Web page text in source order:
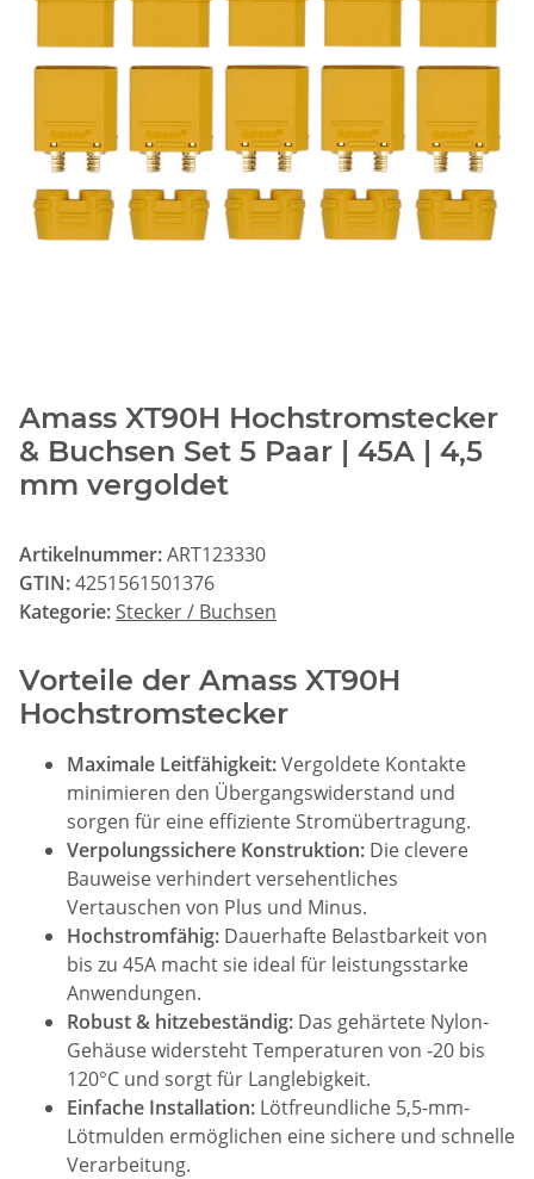
Amass XT90H Hochstromstecker
& Buchsen Set 5 Paar | 45A | 4,5
mm vergoldet
Artikelnummer:ART123330
GTIN:4251561501376
Kategorie: Stecker / Buchsen
Vorteile der Amass XT90H
Hochstromstecker
Maximale Leitfähigkeit:Vergoldete Kontakte
minimieren den Übergangswiderstand und
sorgen für eine effiziente Stromübertragung.
Verpolungssichere Konstruktion: Die clevere
Bauweise verhindert versehentliches
Vertauschen von Plus und Minus.
Hochstromfähig: Dauerhafte Belastbarkeit von
bis zu 45A macht sie ideal für leistungsstarke
Anwendungen.
Robust & hitzebeständig: Das gehärtete Nylon-
Gehäuse widersteht Temperaturen von -20 bis
120°C und sorgt für Langlebigkeit.
Einfache Installation: Lötfreundliche 5,5-mm-
Lötmulden ermöglichen eine sichere und schnelle
Verarbeitung.